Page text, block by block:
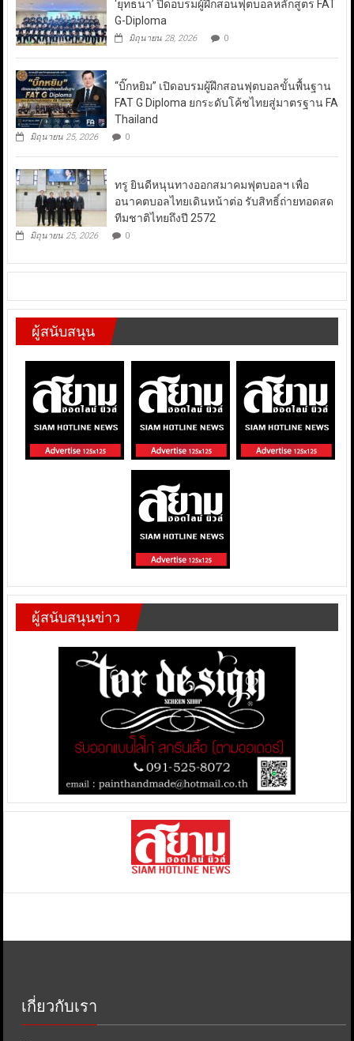
‘ยุทธนา’ ปิดอบรมผู้ฝึกสอนฟุตบอลหลักสูตร FAT
G-Diploma
มิถุนายน 28, 2026 0
“บิ๊กหยิม” เปิดอบรมผู้ฝึกสอนฟุตบอลขั้นพื้นฐาน
FAT G Diploma ยกระดับโค้ชไทยสู่มาตรฐาน FA
Thailand
มิถุนายน 25, 2026 0
ทรู ยินดีหนุนทางออกสมาคมฟุตบอลฯ เพื่อ
อนาคตบอลไทยเดินหน้าต่อ รับสิทธิ์ถ่ายทอดสด
ทีมชาติไทยถึงปี 2572
มิถุนายน 25, 2026 0
ผู้สนับสนุน
ผู้สนับสนุนข่าว
เกี่ยวกับเรา